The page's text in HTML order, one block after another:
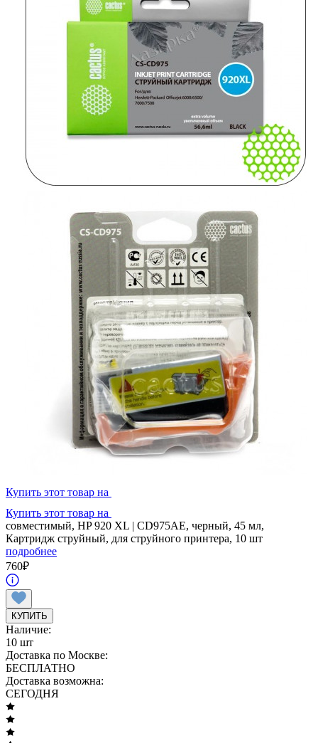
Купить этот товар на
Купить этот товар на
совместимый, HP 920 XL | CD975AE, черный, 45 мл,
Картридж струйный, для струйного принтера, 10 шт
подробнее
760₽
КУПИТЬ
Наличие:
10 шт
Доставка по Москве:
БЕСПЛАТНО
Доставка возможна:
СЕГОДНЯ